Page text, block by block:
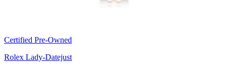
Certified Pre-Owned
Rolex Lady-Datejust